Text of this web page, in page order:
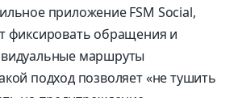
приложение FSM Social,
фиксировать обращения и
маршруты
подход позволяет «не тушить